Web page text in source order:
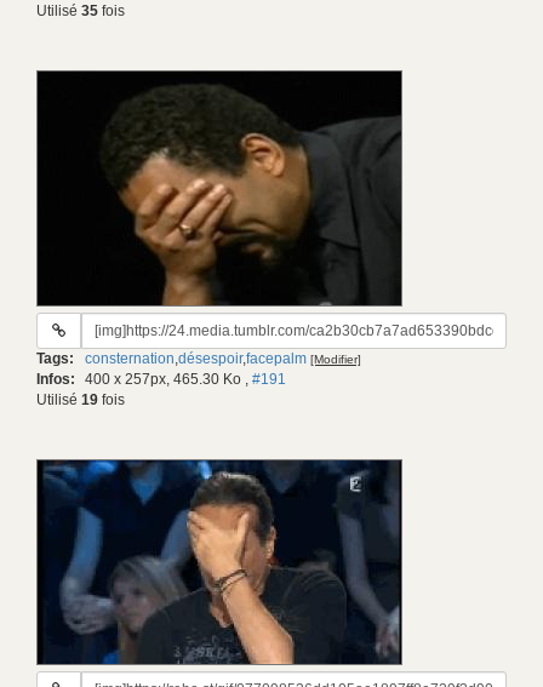
Utilisé 35 fois
URL
gif:
Tags: consternation,désespoir,facepalm [Modifier]
Infos: 400 x 257px, 465.30 Ko , #191
Utilisé 19 fois
URL